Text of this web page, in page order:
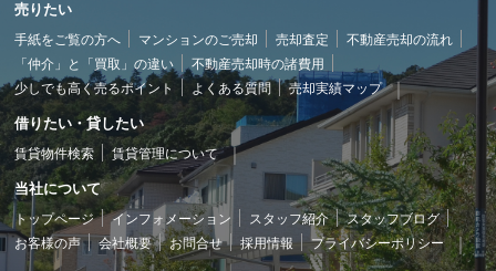
売りたい
手紙をご覧の方へ マンションのご売却 売却査定
不動産売却の流れ
「仲介」と「買取」の違い
不動産売却時の諸費用
少しでも高く売るポイント
よくある質問 売却実績マップ
借りたい・貸したい
賃貸物件検索 賃貸管理について
当社について
トップページ インフォメーション スタッフ紹介
スタッフブログ
お客様の声
会社概要 お問合せ 採用情報 プライバシーポリシー